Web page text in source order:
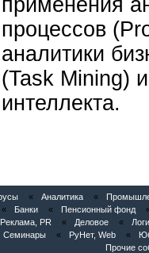
применения
процессов
аналитики
(Task Mining)
интеллекта.
« Аналитика «
« Банки « Пенсионный фонд
Реклама, PR « Деловое «
Семинары « РуНет, Web «
Прочие